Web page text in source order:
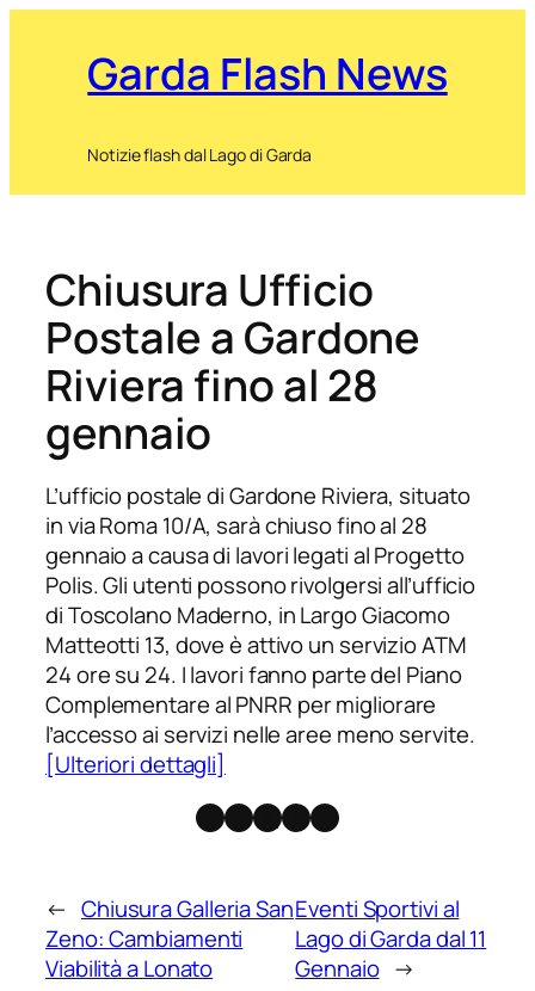
Garda Flash News
Notizie flash dal Lago di Garda
Chiusura Ufficio
Postale a Gardone
Riviera fino al 28
gennaio
L’ufficio postale di Gardone Riviera, situato
in via Roma 10/A, sarà chiuso fino al 28
gennaio a causa di lavori legati al Progetto
Polis. Gli utenti possono rivolgersi all’ufficio
di Toscolano Maderno, in Largo Giacomo
Matteotti 13, dove è attivo un servizio ATM
24 ore su 24. I lavori fanno parte del Piano
Complementare al PNRR per migliorare
l’accesso ai servizi nelle aree meno servite.
[Ulteriori dettagli]
Facebook
Instagram
X Threads
Telegram
← Chiusura Galleria San
Zeno: Cambiamenti
Viabilità a Lonato
Eventi Sportivi al
Lago di Garda dal 11
Gennaio →